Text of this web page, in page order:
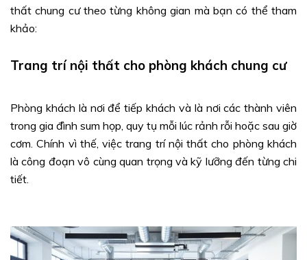
thất chung cư theo từng không gian mà bạn có thể tham
khảo:
Trang trí nội thất cho phòng khách chung cư
Phòng khách là nơi để tiếp khách và là nơi các thành viên
trong gia đình sum họp, quy tụ mỗi lúc rảnh rỗi hoặc sau giờ
cơm. Chính vì thế, việc trang trí nội thất cho phòng khách
là công đoạn vô cùng quan trọng và kỹ lưỡng đến từng chi
tiết.